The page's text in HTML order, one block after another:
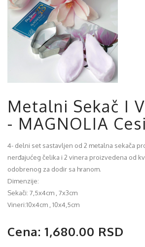
Metalni Sekač I
- MAGNOLIA
4- delni set sastavljen od 2 metalna sekača
nerđajućeg čelika i 2 vinera proizvedena od
odobrenog za dodir sa hranom.
Dimenzije:
Sekači: 7,5x4cm , 7x3cm
Vineri:10x4cm , 10x4,5cm
Cena: 1,680.00 RSD